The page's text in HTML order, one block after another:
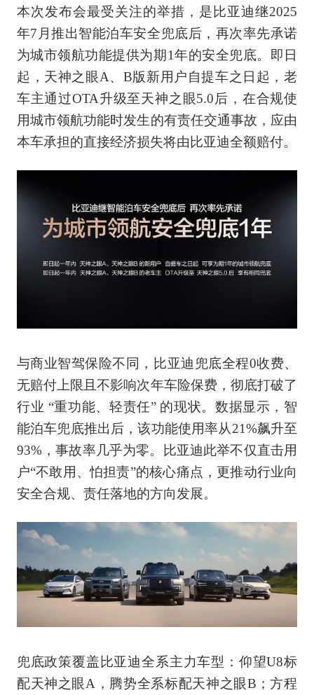
本次发布会最受关注的举措，是比亚迪继2025
年7月推出智能泊车安全兜底后，再次率先承诺
为城市领航功能提供为期1年的安全兜底。即日
起，天神之眼A、B版新用户自提车之日起，老
车主通过OTA升级至天神之眼5.0后，在合规使
用城市领航功能时发生的有责任交通事故，应由
本车承担的直接经济损失将由比亚迪全额赔付。
与商业智驾保险不同，比亚迪兜底全程0收费、
无赔付上限且不影响次年车险保费，彻底打破了
行业 “重功能、轻责任” 的现状。数据显示，智
能泊车兜底推出后，该功能使用率从21%飙升至
93%，事故率几乎为零。比亚迪此举不仅直击用
户“不敢用、怕担责”的核心痛点，更推动行业向
安全合规、责任落地的方向发展。
兜底政策覆盖比亚迪全系主力车型：仰望U8标
配天神之眼A，腾势全系标配天神之眼B；方程